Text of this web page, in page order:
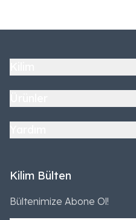
Kilim Bülten
Bültenimize Abone Ol!